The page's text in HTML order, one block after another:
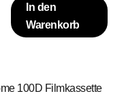
In den
Warenkorb